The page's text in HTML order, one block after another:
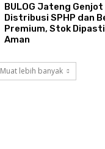
BULOG Jateng Genjot
Distribusi SPHP dan
Premium, Stok
Aman
Muat lebih banyak